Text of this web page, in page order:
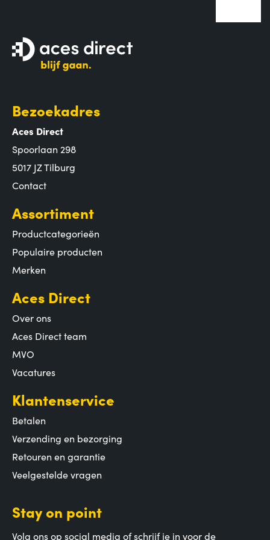
Bezoekadres
Aces Direct
Spoorlaan 298
5017 JZ Tilburg
Contact
Assortiment
Productcategorieën
Populaire producten
Merken
Aces Direct
Over ons
Aces Direct team
MVO
Vacatures
Klantenservice
Betalen
Verzending en bezorging
Retouren en garantie
Veelgestelde vragen
Stay on point
Volg ons op social media of schrijf je in voor de